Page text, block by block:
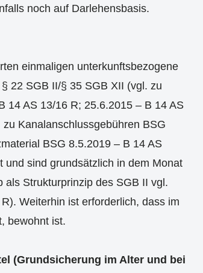
noch auf Darlehensbasis.
einmaligen unterkunftsbezogene
22 SGB II/§ 35 SGB XII (vgl. zu
14 AS 13/16 R; 25.6.2015 – B 14 AS
Kanalanschlussgebühren BSG
BSG 8.5.2019 – B 14 AS
und sind grundsätzlich in dem Monat
Strukturprinzip des SGB II vgl.
Weiterhin ist erforderlich, dass im
bewohnt ist.
(Grundsicherung im Alter und bei